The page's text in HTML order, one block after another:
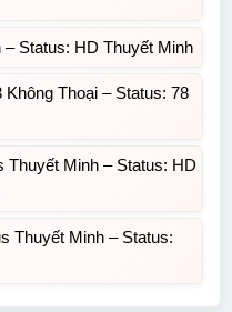
Status: HD Thuyết Minh
Thoại – Status: 78
Thuyết Minh – Status: HD
Thuyết Minh – Status: